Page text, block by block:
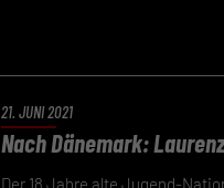
21. JUNI 2021
Nach Dänemark:
Der 18 Jahre alte Jugend-